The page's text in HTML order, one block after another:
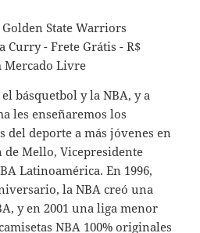
básquetbol y la NBA, y a
les enseñaremos los
del deporte a más jóvenes en
Mello, Vicepresidente
Latinoamérica. En 1996,
la NBA creó una
y en 2001 una liga menor
NBA 100% originales